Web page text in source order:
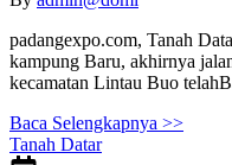
padangexpo.com, Tanah
kampung Baru, akhirnya
kecamatan Lintau Buo
Baca Selengkapnya >>
Tanah Datar